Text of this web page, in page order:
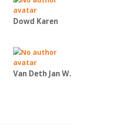
Dowd Karen
Van Deth Jan W.